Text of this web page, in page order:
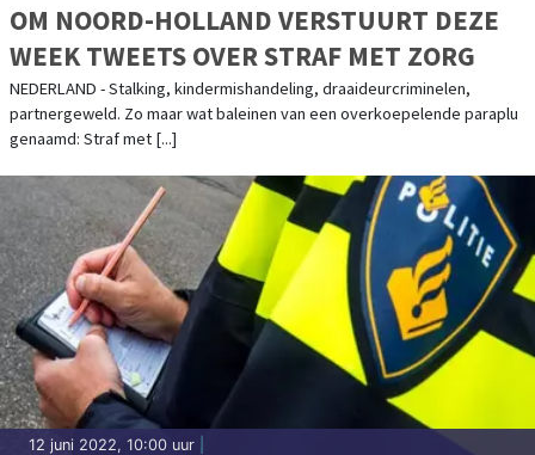
OM NOORD-HOLLAND VERSTUURT DEZE
WEEK TWEETS OVER STRAF MET ZORG
NEDERLAND - Stalking, kindermishandeling, draaideurcriminelen,
partnergeweld. Zo maar wat baleinen van een overkoepelende paraplu
genaamd: Straf met [...]
12 juni 2022, 10:00 uur